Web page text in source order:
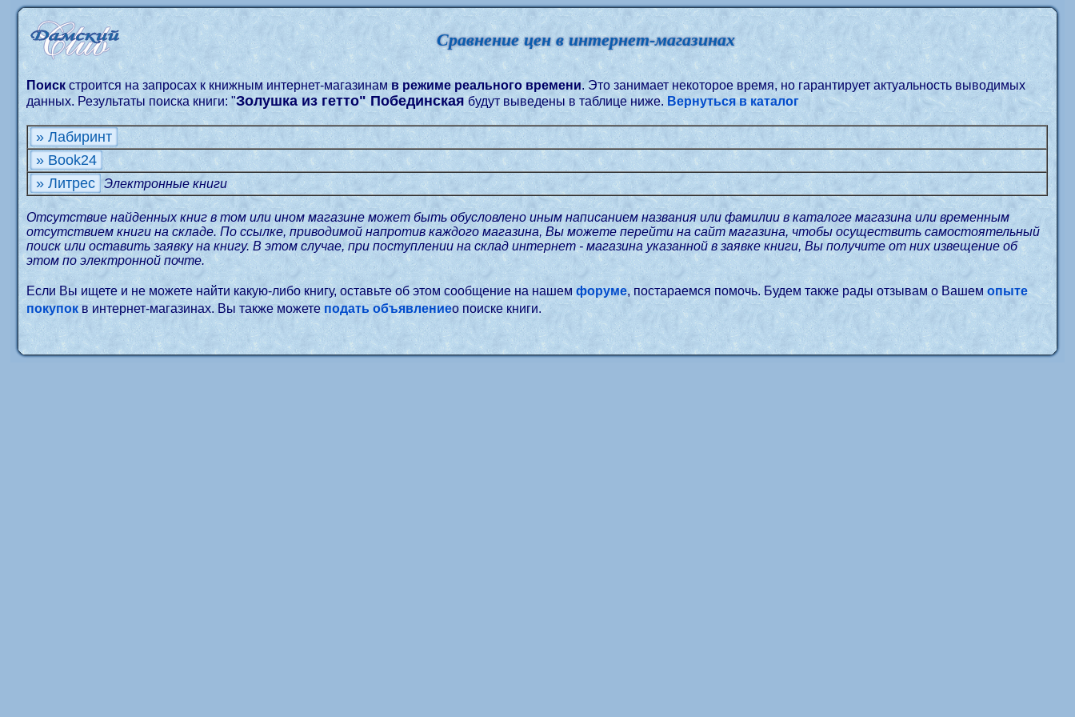
Сравнение цен в интернет-магазинах
Поиск строится на запросах к книжным интернет-магазинам в режиме реального времени. Это занимает некоторое время, но гарантирует актуальность выводимых
данных. Результаты поиска книги: "Золушка из гетто" Побединскаябудут выведены в таблице ниже. Вернуться в каталог
» Лабиринт
» Book24
» Литрес
Электронные книги
Отсутствие найденных книг в том или ином магазине может быть обусловлено иным написанием названия или фамилии в каталоге магазина или временным
отсутствием книги на складе. По ссылке, приводимой напротив каждого магазина, Вы можете перейти на сайт магазина, чтобы осуществить самостоятельный
поиск или оставить заявку на книгу. В этом случае, при поступлении на склад интернет - магазина указанной в заявке книги, Вы получите от них извещение об
этом по электронной почте.
Если Вы ищете и не можете найти какую-либо книгу, оставьте об этом сообщение на нашемфоруме, постараемся помочь. Будем также рады отзывам о Вашемопыте
покупокв интернет-магазинах. Вы также можетеподать объявлениео поиске книги.